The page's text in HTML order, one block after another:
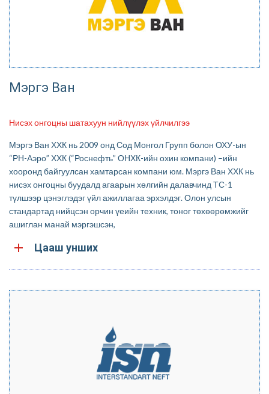
Мэргэ Ван
Нисэх онгоцны шатахуун нийлүүлэх үйлчилгээ
Мэргэ Ван ХХК нь 2009 онд Сод Монгол Групп болон ОХУ-ын
“РН-Аэро” ХХК (“Роснефть” ОНХК-ийн охин компани) –ийн
хооронд байгуулсан хамтарсан компани юм. Мэргэ Ван ХХК нь
нисэх онгоцны буудалд агаарын хөлгийн далавчинд ТС-1
түлшээр цэнэглэдэг үйл ажиллагаа эрхэлдэг. Олон улсын
стандартад нийцсэн орчин үеийн техник, тоног төхөөрөмжийг
ашиглан манай мэргэшсэн,
Цааш унших